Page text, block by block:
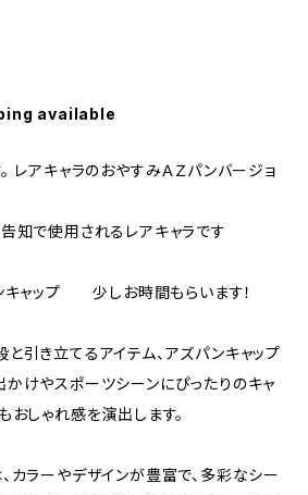
available
レアキャラのおやすみＡＺパンバージョ
知で使用されるレアキャラです
キャップ 少しお時間もらいます！
引き立てるアイテム、アズパンキャップ
けやスポーツシーンにぴったりのキャ
おしゃれ感を演出します。
カラーやデザインが豊富で、多彩なシー